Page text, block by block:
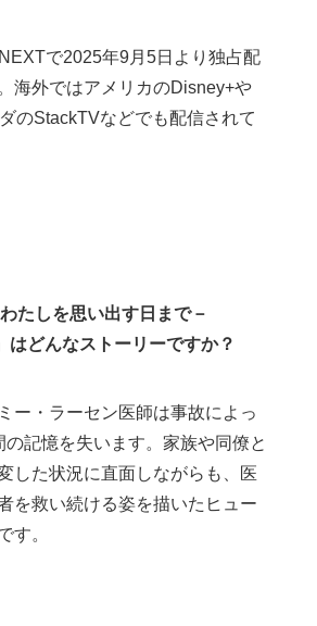
で2025年9月5日より独占配
海外ではアメリカのDisney+や
のStackTVなどでも配信されて
わたしを思い出す日まで－
はどんなストーリーですか？
ー・ラーセン医師は事故によっ
の記憶を失います。家族や同僚と
した状況に直面しながらも、医
を救い続ける姿を描いたヒュー
す。